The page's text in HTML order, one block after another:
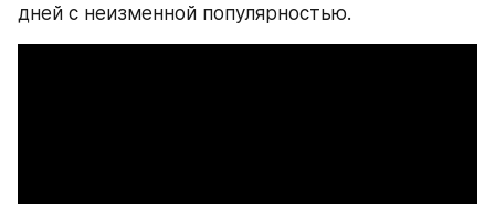
дней с неизменной популярностью.